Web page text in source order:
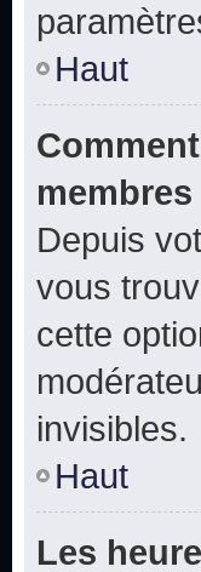
Haut
Depuis
vous
cette
invisibles.
Haut
Les